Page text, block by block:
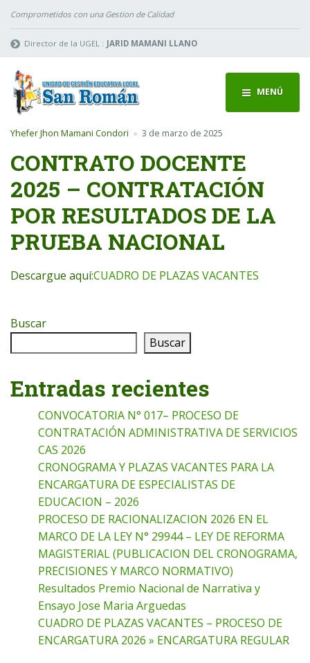
Comprometidos con una Gestion de Calidad
Director de la UGEL : JARID MAMANI LLANO
MENÚ
Yhefer Jhon Mamani Condori 3 de marzo de 2025
CONTRATO DOCENTE
2025 – CONTRATACIÓN
POR RESULTADOS DE LA
PRUEBA NACIONAL
Descargue aquí:CUADRO DE PLAZAS VACANTES
Buscar
Buscar
Entradas recientes
CONVOCATORIA N° 017– PROCESO DE
CONTRATACIÓN ADMINISTRATIVA DE SERVICIOS
CAS 2026
CRONOGRAMA Y PLAZAS VACANTES PARA LA
ENCARGATURA DE ESPECIALISTAS DE
EDUCACION – 2026
PROCESO DE RACIONALIZACION 2026 EN EL
MARCO DE LA LEY N° 29944 – LEY DE REFORMA
MAGISTERIAL (PUBLICACION DEL CRONOGRAMA,
PRECISIONES Y MARCO NORMATIVO)
Resultados Premio Nacional de Narrativa y
Ensayo Jose Maria Arguedas
CUADRO DE PLAZAS VACANTES – PROCESO DE
ENCARGATURA 2026 » ENCARGATURA REGULAR